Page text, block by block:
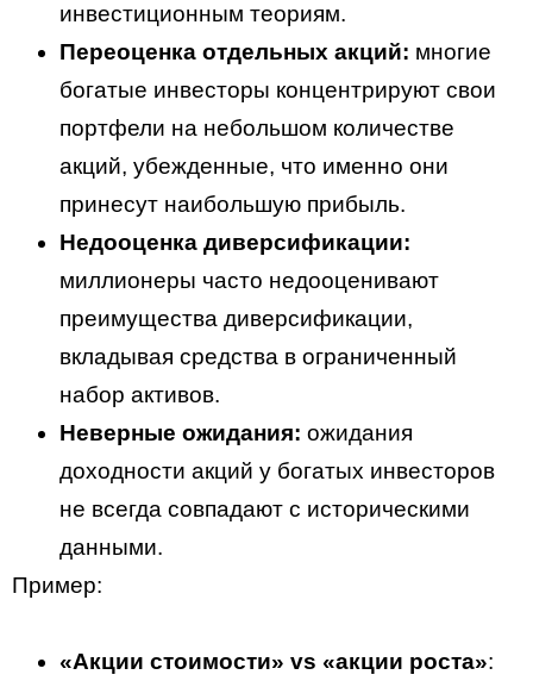
инвестиционным теориям.
Переоценка отдельных акций: многие
богатые инвесторы концентрируют свои
портфели на небольшом количестве
акций, убежденные, что именно они
принесут наибольшую прибыль.
Недооценка диверсификации:
миллионеры часто недооценивают
преимущества диверсификации,
вкладывая средства в ограниченный
набор активов.
Неверные ожидания: ожидания
доходности акций у богатых инвесторов
не всегда совпадают с историческими
данными.
Пример:
«Акции стоимости» vs «акции роста»: